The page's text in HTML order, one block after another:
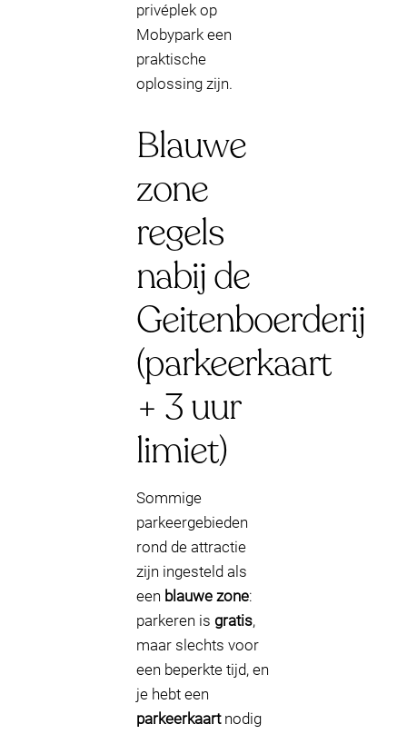
privéplek op
Mobypark een
praktische
oplossing zijn.
Blauwe
zone
regels
nabij de
Geitenboerderij
(parkeerkaart
+ 3 uur
limiet)
Sommige
parkeergebieden
rond de attractie
zijn ingesteld als
een blauwe zone:
parkeren is gratis,
maar slechts voor
een beperkte tijd, en
je hebt een
parkeerkaartnodig